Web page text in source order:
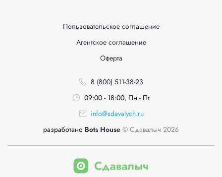
Пользовательское соглашение
Агентское соглашение
Оферта
8 (800) 511-38-23
09:00 - 18:00, Пн - Пт
info@sdavalych.ru
разработано Bots House © Сдавалыч 2026